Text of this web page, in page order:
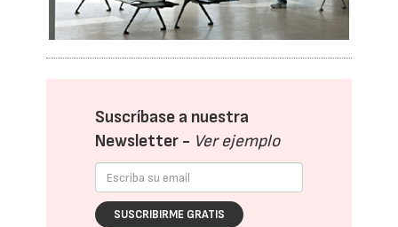
Suscríbase a nuestra
Newsletter - Ver ejemplo
SUSCRIBIRME GRATIS